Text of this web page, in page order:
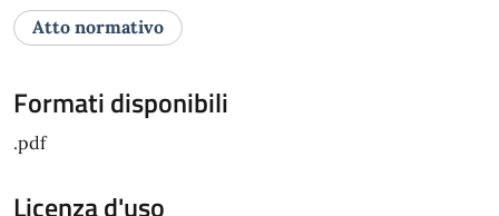
Atto normativo
Formati disponibili
.pdf
Licenza d'uso